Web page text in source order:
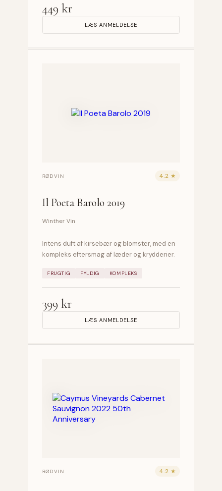
449 kr
LÆS ANMELDELSE
RØDVIN 4.2 ★
Il Poeta Barolo 2019
Winther Vin
Intens duft af kirsebær og blomster, med en
kompleks eftersmag af læder og krydderier.
FRUGTIG FYLDIG KOMPLEKS
399 kr
LÆS ANMELDELSE
RØDVIN 4.2 ★